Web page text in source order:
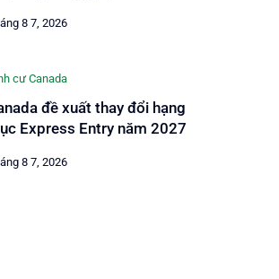
8 7, 2026
cư Canada
đề xuất thay đổi hạng
Express Entry năm 2027
8 7, 2026